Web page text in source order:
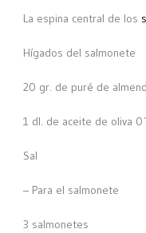
La espina central de los
Hígados del salmonete
20 gr. de puré de
1 dl. de aceite de oliva
Sal
– Para el salmonete
3 salmonetes